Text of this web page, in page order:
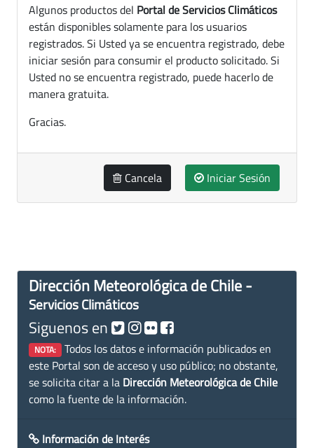
Algunos productos del Portal de Servicios Climáticos
están disponibles solamente para los usuarios
registrados. Si Usted ya se encuentra registrado, debe
iniciar sesión para consumir el producto solicitado. Si
Usted no se encuentra registrado, puede hacerlo de
manera gratuita.
Gracias.
Cancela Iniciar Sesión
Dirección Meteorológica de Chile -
Servicios Climáticos
Siguenos en
NOTA: Todos los datos e información publicados en
este Portal son de acceso y uso público; no obstante,
se solicita citar a la Dirección Meteorológica de Chile
como la fuente de la información.
Información de Interés